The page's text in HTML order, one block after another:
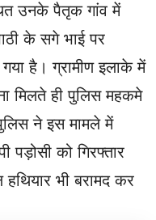
उनके पैतृक गांव में
के सगे भाई पर
है। ग्रामीण इलाके में
मिलते ही पुलिस महकमे
ने इस मामले में
पड़ोसी को गिरफ्तार
भी बरामद कर